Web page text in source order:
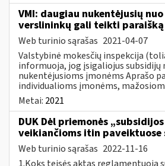
VMI: daugiau nukentėjusių nuo
verslininkų gali teikti
Web turinio sąrašas 2021-04-07
Valstybinė mokesčių inspekcija
informuoja, jog įsigaliojus subsidijų
nukentėjusioms įmonėms Aprašo
individualioms įmonėms,
Metai: 2021
DUK Dėl priemonės
veikiančioms itin paveiktuose
Web turinio sąrašas 2022-11-16
1.Koks teisės aktas reglamentuoja